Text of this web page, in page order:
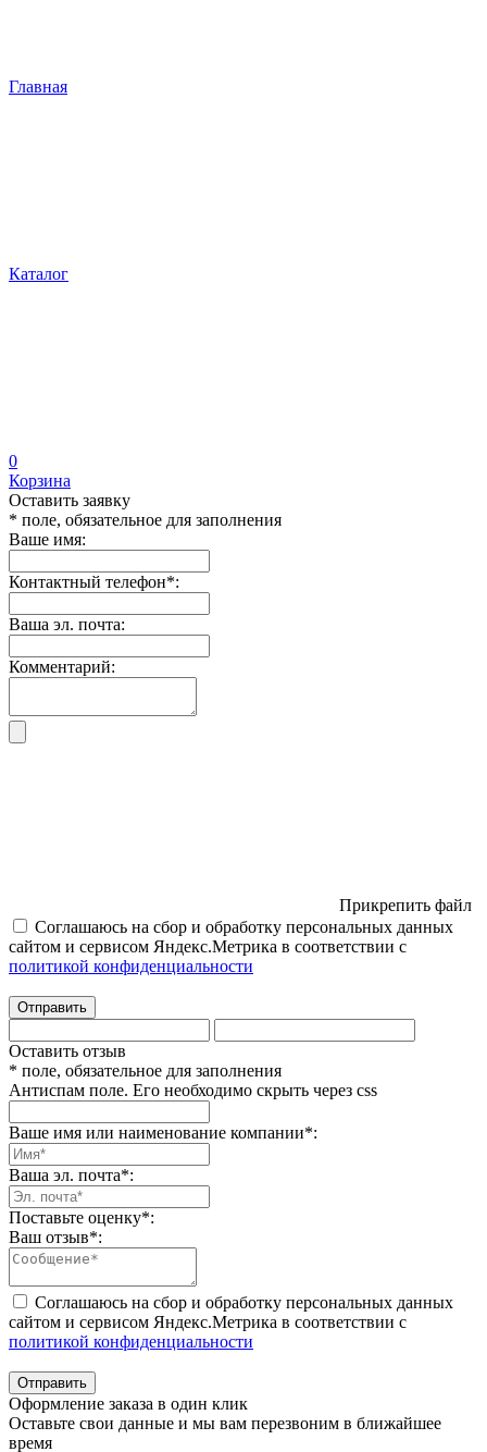
Главная
Каталог
0
Корзина
Оставить заявку
* поле, обязательное для заполнения
Ваше имя:
Контактный телефон*:
Ваша эл. почта:
Комментарий:
Прикрепить файл
Соглашаюсь на сбор и обработку персональных данных
сайтом и сервисом Яндекс.Метрика в соответствии с
политикой конфиденциальности
Отправить
Оставить отзыв
* поле, обязательное для заполнения
Антиспам поле. Его необходимо скрыть через css
Ваше имя или наименование компании*:
Ваша эл. почта*:
Поставьте оценку*:
Ваш отзыв*:
Соглашаюсь на сбор и обработку персональных данных
сайтом и сервисом Яндекс.Метрика в соответствии с
политикой конфиденциальности
Отправить
Оформление заказа в один клик
Оставьте свои данные и мы вам перезвоним в ближайшее
время